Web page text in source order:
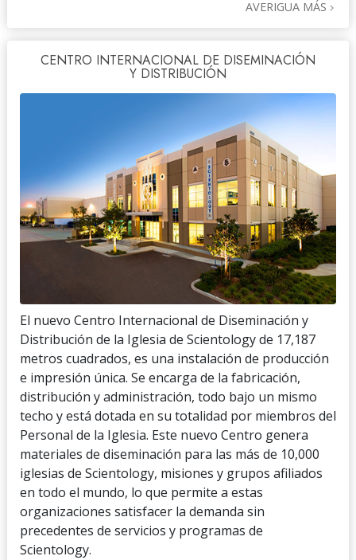
AVERIGUA MÁS
CENTRO INTERNACIONAL DE DISEMINACIÓN
Y DISTRIBUCIÓN
El nuevo Centro Internacional de Diseminación y
Distribución de la Iglesia de Scientology de 17,187
metros cuadrados, es una instalación de producción
e impresión única. Se encarga de la fabricación,
distribución y administración, todo bajo un mismo
techo y está dotada en su totalidad por miembros del
Personal de la Iglesia. Este nuevo Centro genera
materiales de diseminación para las más de 10,000
iglesias de Scientology, misiones y grupos afiliados
en todo el mundo, lo que permite a estas
organizaciones satisfacer la demanda sin
precedentes de servicios y programas de
Scientology.